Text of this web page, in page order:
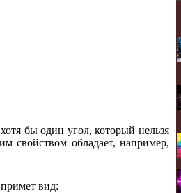
бы один угол, который нельзя
свойством обладает, например,
вид: